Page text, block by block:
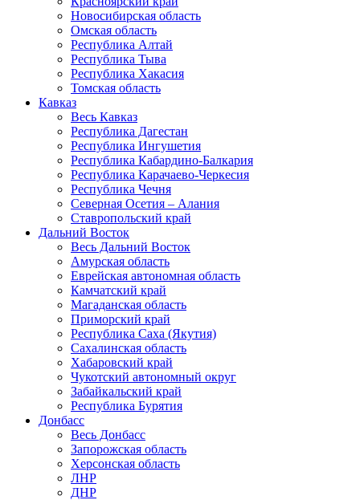
Новосибирская область
Омская область
Республика Алтай
Республика Тыва
Республика Хакасия
Томская область
Кавказ
Весь Кавказ
Республика Дагестан
Республика Ингушетия
Республика Кабардино-Балкария
Республика Карачаево-Черкесия
Республика Чечня
Северная Осетия – Алания
Ставропольский край
Дальний Восток
Весь Дальний Восток
Амурская область
Еврейская автономная область
Камчатский край
Магаданская область
Приморский край
Республика Саха (Якутия)
Сахалинская область
Хабаровский край
Чукотский автономный округ
Забайкальский край
Республика Бурятия
Донбасс
Весь Донбасс
Запорожская область
Херсонская область
ЛНР
ДНР